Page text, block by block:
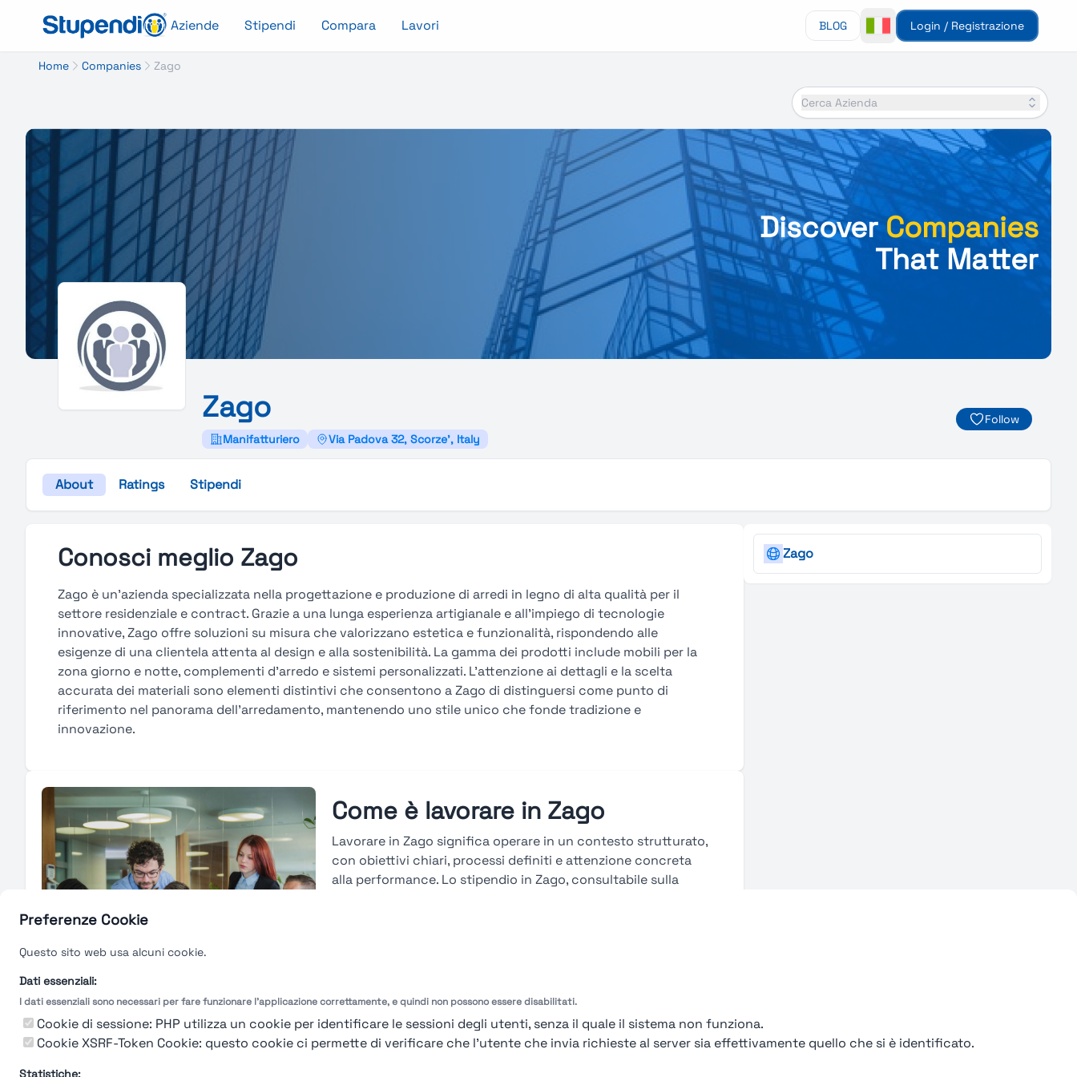
Preferenze Cookie
Questo sito web usa alcuni cookie.
Dati essenziali:
I dati essenziali sono necessari per fare funzionare l'applicazione correttamente, e quindi non possono essere disabilitati.
Cookie di sessione: PHP utilizza un cookie per identificare le sessioni degli utenti, senza il quale il sistema non funziona.
Cookie XSRF-Token Cookie: questo cookie ci permette di verificare che l'utente che invia richieste al server sia effettivamente quello che si è identificato.
Statistiche:
Aziende Stipendi Compara Lavori BLOG Login / Registrazione
Home Companies Zago
Cerca Azienda
DiscoverCompanies
That Matter
Zago
Manifatturiero Via Padova 32, Scorze', Italy
Follow
About Ratings Stipendi
Conosci meglio Zago
Zago è un’azienda specializzata nella progettazione e produzione di arredi in legno di alta qualità per il
settore residenziale e contract. Grazie a una lunga esperienza artigianale e all’impiego di tecnologie
innovative, Zago offre soluzioni su misura che valorizzano estetica e funzionalità, rispondendo alle
esigenze di una clientela attenta al design e alla sostenibilità. La gamma dei prodotti include mobili per la
zona giorno e notte, complementi d’arredo e sistemi personalizzati. L’attenzione ai dettagli e la scelta
accurata dei materiali sono elementi distintivi che consentono a Zago di distinguersi come punto di
riferimento nel panorama dell’arredamento, mantenendo uno stile unico che fonde tradizione e
innovazione.
Come è lavorare in Zago
Lavorare in Zago significa operare in un contesto strutturato,
con obiettivi chiari, processi definiti e attenzione concreta
alla performance. Lo stipendio in Zago, consultabile sulla
Guarda le valutazioni →
Zago